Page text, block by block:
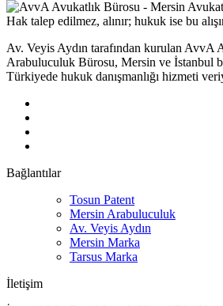
Hak talep edilmez, alınır; hukuk ise bu
Av. Veyis Aydın tarafından kurulan AvvA
Arabuluculuk Bürosu, Mersin ve İstanbul
Türkiyede hukuk danışmanlığı hizmeti
Bağlantılar
Tosun Patent
Mersin Arabuluculuk
Av. Veyis Aydın
Mersin Marka
Tarsus Marka
İletişim